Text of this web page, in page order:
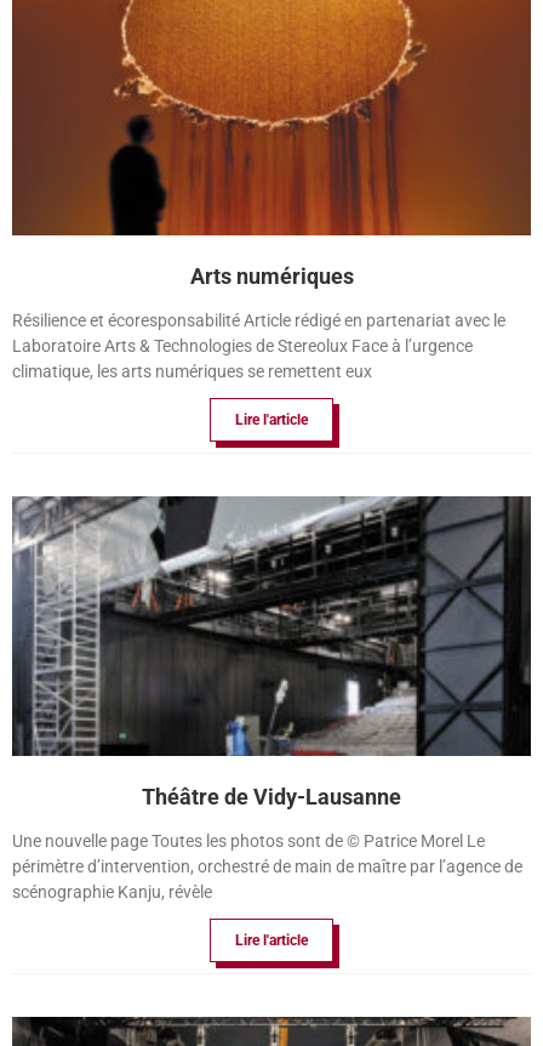
Arts numériques
Résilience et écoresponsabilité Article rédigé en partenariat avec le
Laboratoire Arts & Technologies de Stereolux Face à l’urgence
climatique, les arts numériques se remettent eux
Lire l'article
Théâtre de Vidy-Lausanne
Une nouvelle page Toutes les photos sont de © Patrice Morel Le
périmètre d’intervention, orchestré de main de maître par l’agence de
scénographie Kanju, révèle
Lire l'article